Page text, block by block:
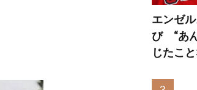
エンゼ
び “あ
じたこ